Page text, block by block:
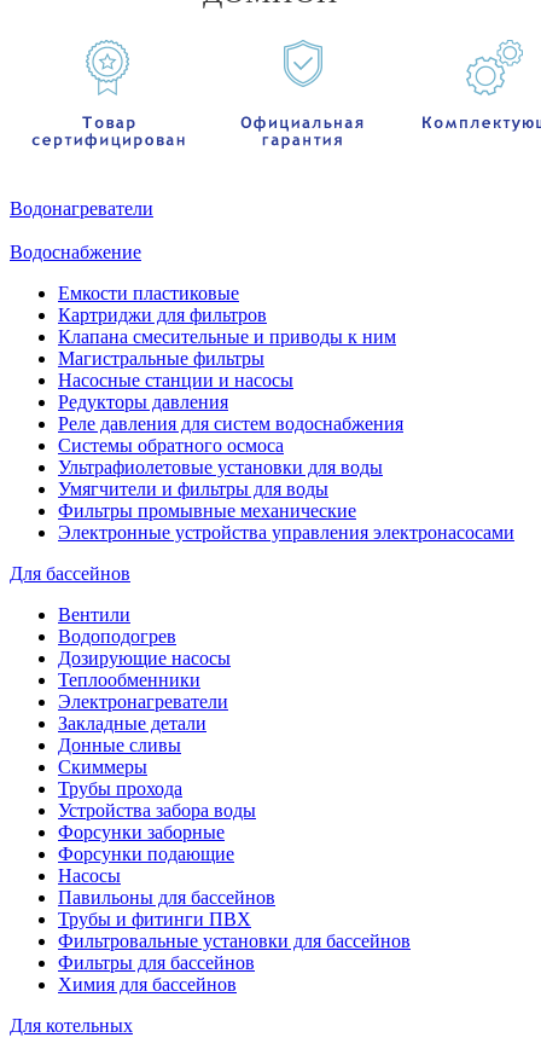
Водонагреватели
Водоснабжение
Емкости пластиковые
Картриджи для фильтров
Клапана смесительные и приводы к ним
Магистральные фильтры
Насосные станции и насосы
Редукторы давления
Реле давления для систем водоснабжения
Системы обратного осмоса
Ультрафиолетовые установки для воды
Умягчители и фильтры для воды
Фильтры промывные механические
Электронные устройства управления электронасосами
Для бассейнов
Вентили
Водоподогрев
Дозирующие насосы
Теплообменники
Электронагреватели
Закладные детали
Донные сливы
Скиммеры
Трубы прохода
Устройства забора воды
Форсунки заборные
Форсунки подающие
Насосы
Павильоны для бассейнов
Трубы и фитинги ПВХ
Фильтровальные установки для бассейнов
Фильтры для бассейнов
Химия для бассейнов
Для котельных